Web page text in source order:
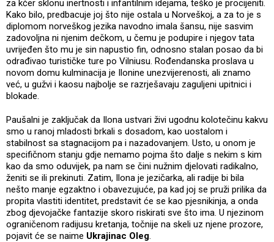
za kćer sklonu inertnosti i infantilnim idejama, teško je procijeniti.
Kako bilo, predbacuje joj što nije ostala u Norveškoj, a za to je s
diplomom norveškog jezika navodno imala šansu, nije sasvim
zadovoljna ni njenim dečkom, u čemu je podupire i njegov tata
uvrijeđen što mu je sin napustio fin, odnosno stalan posao da bi
odrađivao turističke ture po Vilniusu. Rođendanska proslava u
novom domu kulminacija je Ilonine unezvijerenosti, ali znamo
već, u gužvi i kaosu najbolje se razrješavaju zaguljeni upitnici i
blokade.
Paušalni je zaključak da Ilona ustvari živi ugodnu kolotečinu kakvu
smo u ranoj mladosti brkali s dosadom, kao uostalom i
stabilnost sa stagnacijom pa i nazadovanjem. Usto, u onom je
specifičnom stanju gdje nemamo pojma što dalje s nekim s kim
kao da smo oduvijek, pa nam se čini nužnim djelovati radikalno,
ženiti se ili prekinuti. Zatim, Ilona je jezičarka, ali radije bi bila
nešto manje egzaktno i obavezujuće, pa kad joj se pruži prilika da
propita vlastiti identitet, predstavit će se kao pjesnikinja, a onda
zbog djevojačke fantazije skoro riskirati sve što ima. U njezinom
ograničenom radijusu kretanja, točnije na skeli uz njene prozore,
pojavit će se naime Ukrajinac Oleg.